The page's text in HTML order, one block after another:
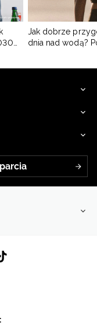
Jak dobrze
dnia nad wodą?